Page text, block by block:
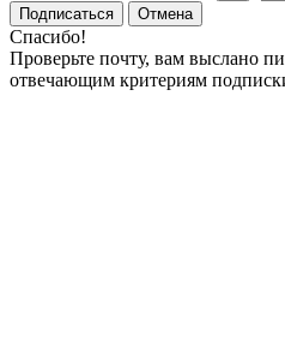
Подписаться
Отмена
Спасибо!
Проверьте почту, вам выслано
отвечающим критериям